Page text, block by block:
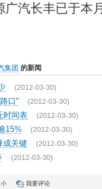
广汽长丰已于本
集团 的新闻
(2012-03-30)
口” (2012-03-30)
时间表 (2012-03-30)
15% (2012-03-30)
成关键 (2012-03-30)
(2012-03-30)
小 我要评论